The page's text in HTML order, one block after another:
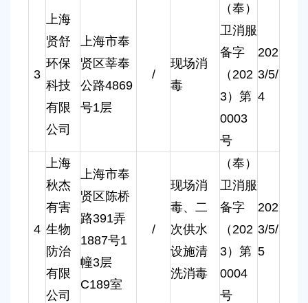
3
上海
贤舒
环保
科技
有限
公司
上海市奉
贤区莘奉
公路4869
号1层
/
现场消
毒
（奉）
卫消服
备字
（202
3）第
0003
号
202
3/5/
4
4
上海
秋杰
有害
生物
防治
有限
公司
上海市奉
贤区陈桥
路391弄
1887号1
幢3层
C189室
/
现场消
毒、二
次供水
设施清
洗消毒
（奉）
卫消服
备字
（202
3）第
0004
号
202
3/5/
5